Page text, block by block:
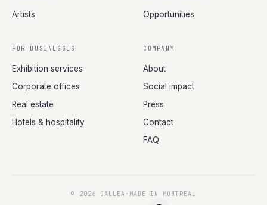
Artists
Opportunities
FOR BUSINESSES
Exhibition services
Corporate offices
Real estate
Hotels & hospitality
COMPANY
About
Social impact
Press
Contact
FAQ
© 2026 GALLEA · MADE IN MONTREAL